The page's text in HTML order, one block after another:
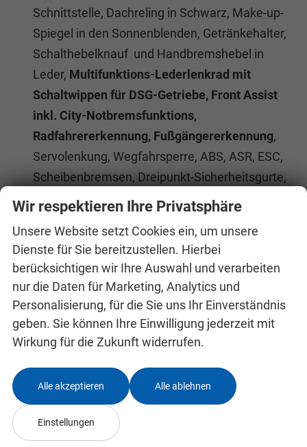
Schnittstelle, Dachreling in Schwarz, Make-up-
Spiegel in den Sonnenblenden, Getränkehalter,
Schalthebelknauf und Handbremshebel in
Leder, Multifunktions-Lederlenkrad mit
Schaltwippen für DSG-Getriebe, Front Assist
inkl. City-Notbremsfunktions,
Radfahrererkennung, Fußgängererkennung,
Servolenkung, Wegfahrsperre, ABS, ASR, ESC,
Scheibenbremsen, Dreipunkt-Sicherheitsgurte,
Wireless App-Connect( Navigation
über Smartphone-Apps wie Google Maps oder
Apple Karten möglich)
Das Fahrzeug verfügt über kein fest verbautes
Navigationssystem. Durch
Apple CarPlay /
Android Auto ist jedoch eine Navigationüber
kompatible Smartphone-Apps (z.B. Google
Maps oder Apple Karten) über den
Innen
Armlehnen
Fensterheber
Wir respektieren Ihre Privatsphäre
Unsere Website setzt Cookies ein, um unsere
Dienste für Sie bereitzustellen. Hierbei
berücksichtigen wir Ihre Auswahl und verarbeiten
nur die Daten für Marketing, Analytics und
Personalisierung, für die Sie uns Ihr Einverständnis
geben. Sie können Ihre Einwilligung jederzeit mit
Wirkung für die Zukunft widerrufen.
Alle akzeptieren Alle ablehnen
Einstellungen